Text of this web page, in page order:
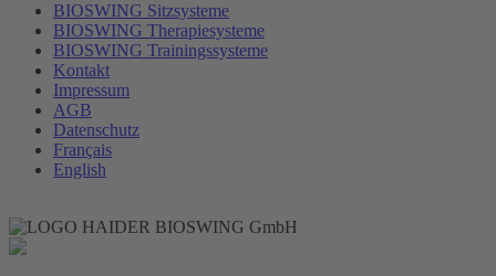
BIOSWING Sitzsysteme
BIOSWING Therapiesysteme
BIOSWING Trainingssysteme
Kontakt
Impressum
AGB
Datenschutz
Français
English